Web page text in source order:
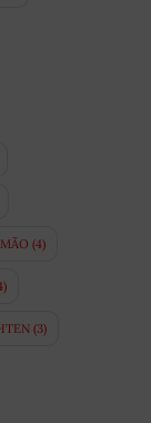
(4)
(3)